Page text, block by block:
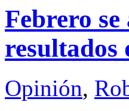
Febrero
resultados
Opinión,